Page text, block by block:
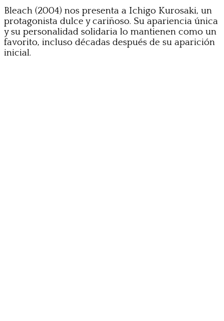
Bleach (2004) nos presenta a Ichigo Kurosaki, un
protagonista dulce y cariñoso. Su apariencia única
y su personalidad solidaria lo mantienen como un
favorito, incluso décadas después de su aparición
inicial.